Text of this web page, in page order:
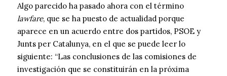
Algo parecido ha pasado ahora con el término
lawfare, que se ha puesto de actualidad porque
aparece en un acuerdo entre dos partidos, PSOE y
Junts per Catalunya, en el que se puede leer lo
siguiente: “Las conclusiones de las comisiones de
investigación que se constituirán en la próxima